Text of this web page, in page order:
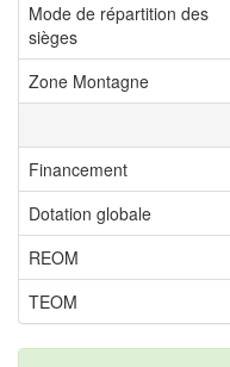
Mode de répartition des
sièges
Zone Montagne
Financement
Dotation globale
REOM
TEOM